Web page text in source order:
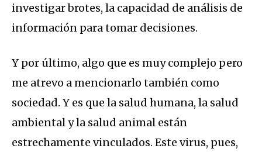
investigar brotes, la capacidad de análisis de
información para tomar decisiones.
Y por último, algo que es muy complejo pero
me atrevo a mencionarlo también como
sociedad. Y es que la salud humana, la salud
ambiental y la salud animal están
estrechamente vinculados. Este virus, pues,